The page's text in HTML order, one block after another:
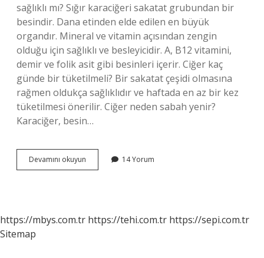
sağlıklı mı? Sığır karaciğeri sakatat grubundan bir
besindir. Dana etinden elde edilen en büyük
organdır. Mineral ve vitamin açısından zengin
olduğu için sağlıklı ve besleyicidir. A, B12 vitamini,
demir ve folik asit gibi besinleri içerir. Ciğer kaç
günde bir tüketilmeli? Bir sakatat çeşidi olmasına
rağmen oldukça sağlıklıdır ve haftada en az bir kez
tüketilmesi önerilir. Ciğer neden sabah yenir?
Karaciğer, besin…
Devamını okuyun
Yemek
14 Yorum
https://mbys.com.tr https://tehi.com.tr https://sepi.com.tr
Sitemap